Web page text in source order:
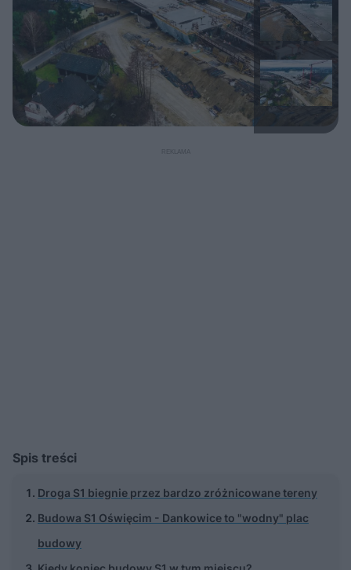
Spis treści
Droga S1 biegnie przez bardzo zróżnicowane tereny
Budowa S1 Oświęcim - Dankowice to "wodny" plac
budowy